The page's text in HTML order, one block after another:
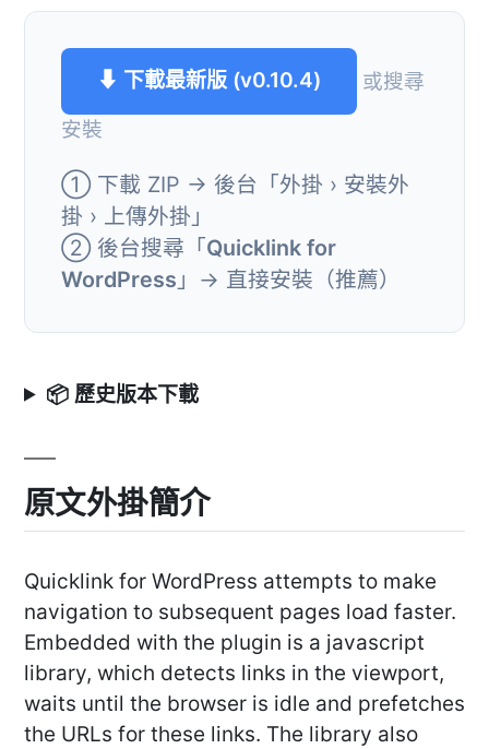
⬇ 下載最新版 (v0.10.4)
或搜尋
安裝
① 下載 ZIP → 後台「外掛 › 安裝外
掛 › 上傳外掛」
② 後台搜尋「Quicklink for
WordPress 」→ 直接安裝（推薦）
📦 歷史版本下載
原文外掛簡介
Quicklink for WordPress attempts to make
navigation to subsequent pages load faster.
Embedded with the plugin is a javascript
library, which detects links in the viewport,
waits until the browser is idle and prefetches
the URLs for these links. The library also